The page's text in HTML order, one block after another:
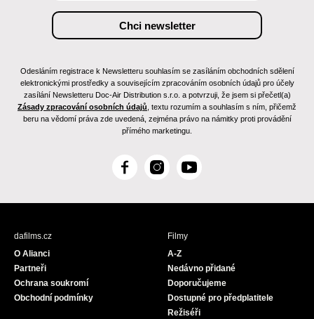
Odesláním registrace k Newsletteru souhlasím se zasíláním obchodních sdělení
elektronickými prostředky a souvisejícím zpracováním osobních údajů pro účely
zasílání Newsletteru Doc-Air Distribution s.r.o. a potvrzuji, že jsem si přečetl(a)
Zásady zpracování osobních údajů , textu rozumím a souhlasím s ním, přičemž
beru na vědomí práva zde uvedená, zejména právo na námitky proti provádění
přímého marketingu.
F
c
I
s
Y
u
dafilms.cz
O Alianci
Partneři
Ochrana soukromí
Obchodní podmínky
Filmy
A-Z
Nedávno přidané
Doporučujeme
Dostupné pro předplatitele
Režiséři